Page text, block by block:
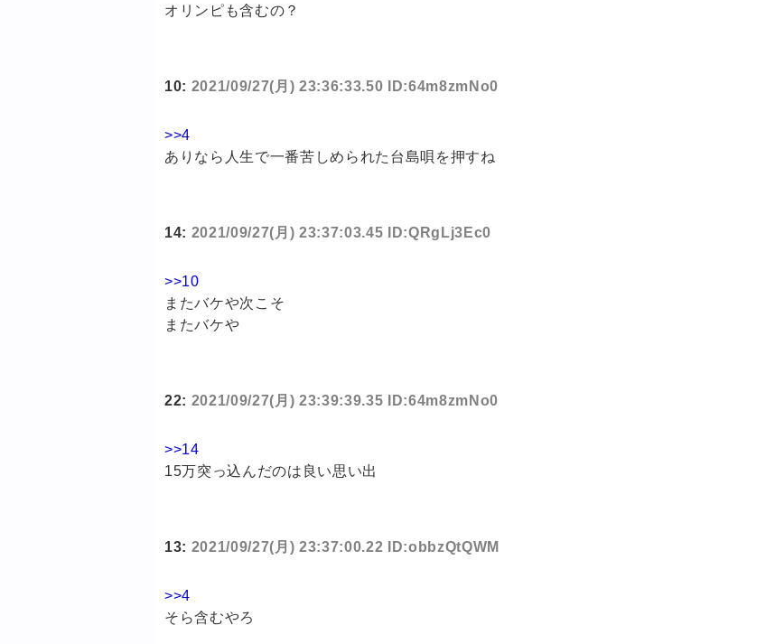
オリンピも含むの？
10: 2021/09/27(月) 23:36:33.50 ID:64m8zmNo0
>>4
ありなら人生で一番苦しめられた台島唄を押すね
14: 2021/09/27(月) 23:37:03.45 ID:QRgLj3Ec0
>>10
またバケや次こそ
またバケや
22: 2021/09/27(月) 23:39:39.35 ID:64m8zmNo0
>>14
15万突っ込んだのは良い思い出
13: 2021/09/27(月) 23:37:00.22 ID:obbzQtQWM
>>4
そら含むやろ